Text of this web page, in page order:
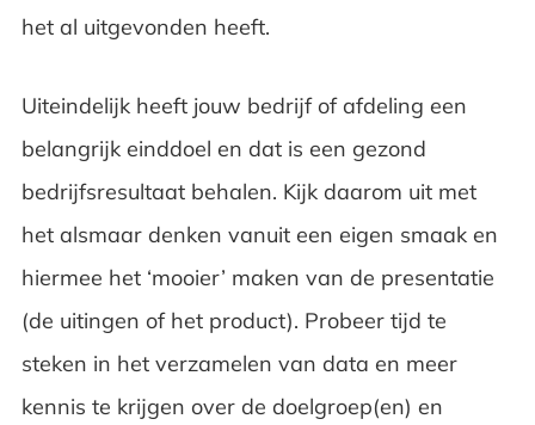
het al uitgevonden heeft.
Uiteindelijk heeft jouw bedrijf of afdeling een
belangrijk einddoel en dat is een gezond
bedrijfsresultaat behalen. Kijk daarom uit met
het alsmaar denken vanuit een eigen smaak en
hiermee het ‘mooier’ maken van de presentatie
(de uitingen of het product). Probeer tijd te
steken in het verzamelen van data en meer
kennis te krijgen over de doelgroep(en) en